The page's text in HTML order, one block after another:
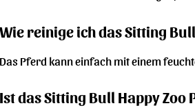
Wie reinige ich das Sitting
Das Pferd kann einfach mit einem
Ist das Sitting Bull Happy